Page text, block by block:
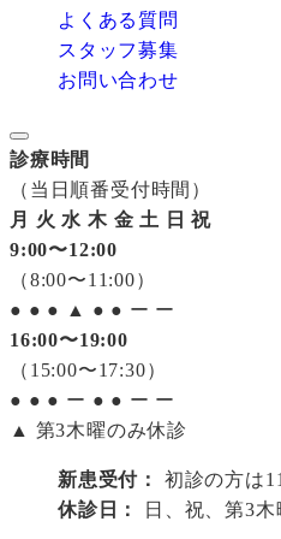
よくある質問
スタッフ募集
お問い合わせ
診療時間
（当日順番受付時間）
月
火 水 木 金 土 日 祝
9:00〜12:00
（8:00〜11:00）
● ● ● ▲ ● ● ー ー
16:00〜19:00
（15:00〜17:30）
● ● ● ー ● ● ー ー
▲ 第3木曜のみ休診
新患受付：
初診の方は
休診日：
日、祝、第3木